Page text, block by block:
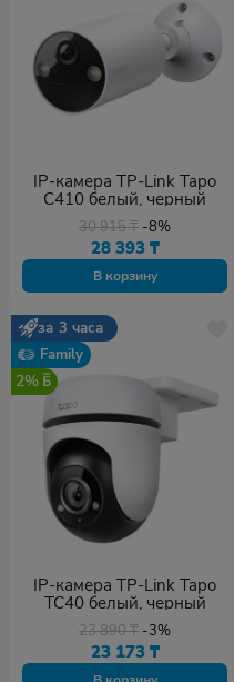
IP-камера TP-Link Tapo
C410 белый, черный
30 915₸ -8%
28 393 ₸
В корзину
за 3 часа
Family
2%
IP-камера TP-Link Tapo
TC40 белый, черный
23 890₸ -3%
23 173 ₸